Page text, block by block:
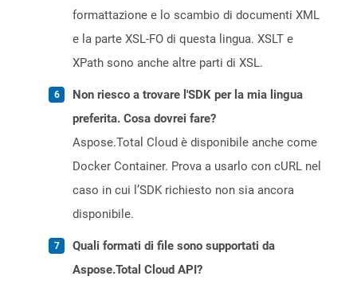
formattazione e lo scambio di documenti XML
e la parte XSL-FO di questa lingua. XSLT e
XPath sono anche altre parti di XSL.
Non riesco a trovare l'SDK per la mia lingua
preferita. Cosa dovrei fare?
Aspose.Total Cloud è disponibile anche come
Docker Container. Prova a usarlo con cURL nel
caso in cui l’SDK richiesto non sia ancora
disponibile.
Quali formati di file sono supportati da
Aspose.Total Cloud API?